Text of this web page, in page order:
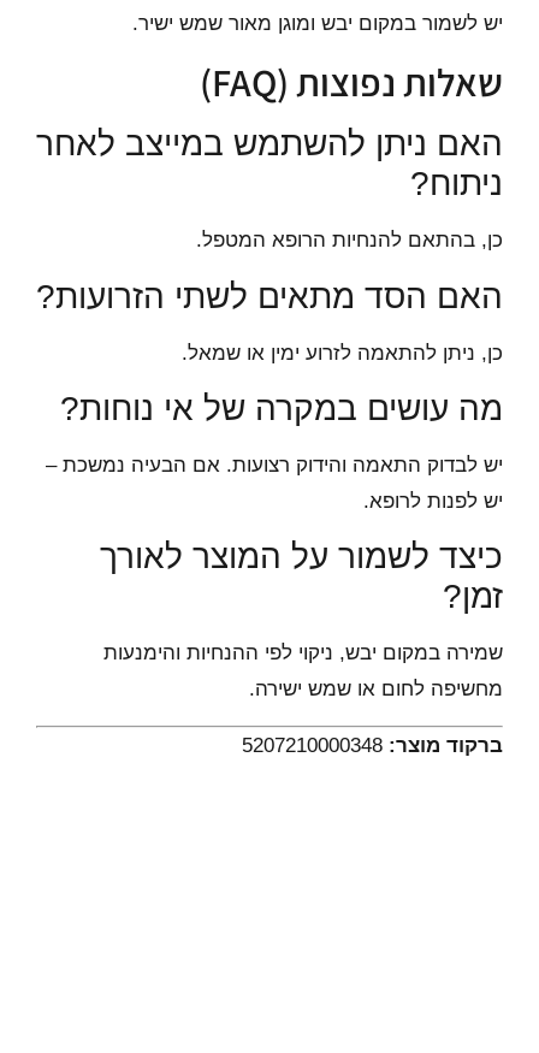
יש לשמור במקום יבש ומוגן מאור שמש ישיר.
שאלות נפוצות (FAQ)
האם ניתן להשתמש במייצב לאחר
ניתוח?
כן, בהתאם להנחיות הרופא המטפל.
האם הסד מתאים לשתי הזרועות?
כן, ניתן להתאמה לזרוע ימין או שמאל.
מה עושים במקרה של אי נוחות?
יש לבדוק התאמה והידוק רצועות. אם הבעיה נמשכת –
יש לפנות לרופא.
כיצד לשמור על המוצר לאורך
זמן?
שמירה במקום יבש, ניקוי לפי ההנחיות והימנעות
מחשיפה לחום או שמש ישירה.
ברקוד מוצר: